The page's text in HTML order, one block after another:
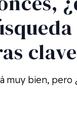
muy bien, pero